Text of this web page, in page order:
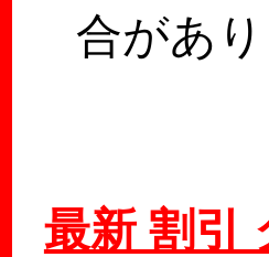
合があり
最新 割引